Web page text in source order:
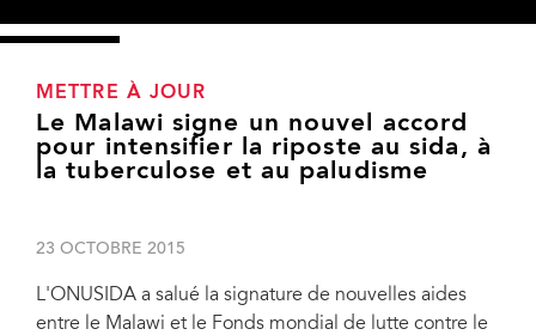
METTRE À JOUR
Le Malawi signe un nouvel accord
pour intensifier la riposte au sida, à
la tuberculose et au paludisme
23 OCTOBRE 2015
L'ONUSIDA a salué la signature de nouvelles aides
entre le Malawi et le Fonds mondial de lutte contre le